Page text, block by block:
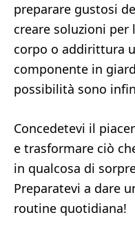
preparare gustosi
creare soluzioni per
corpo o addirittura
componente in
possibilità sono
Concedetevi il
e trasformare ciò
in qualcosa di
Preparatevi a dare
routine quotidiana!